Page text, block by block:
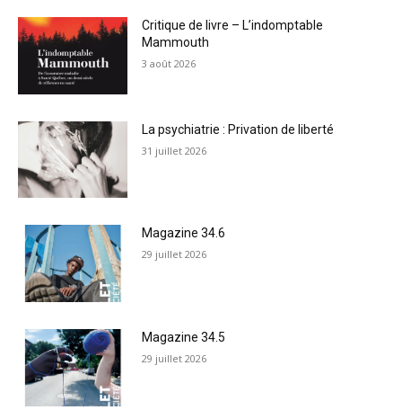
Critique de livre – L’indomptable
Mammouth
3 août 2026
La psychiatrie : Privation de liberté
31 juillet 2026
Magazine 34.6
29 juillet 2026
Magazine 34.5
29 juillet 2026